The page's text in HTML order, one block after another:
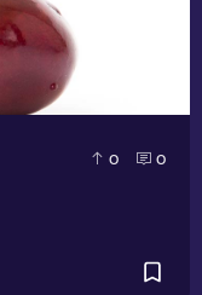
0 0